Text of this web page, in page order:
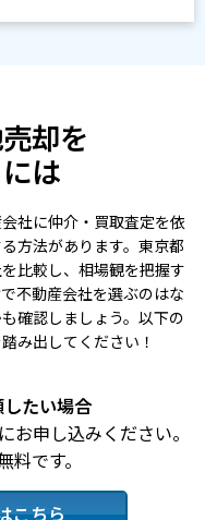
却を
は
社に仲介・買取査定を依
方法があります。東京都
比較し、相場観を把握す
不動産会社を選ぶのはな
確認しましょう。以下の
み出してください！
たい場合
お申し込みください。
です。
こちら